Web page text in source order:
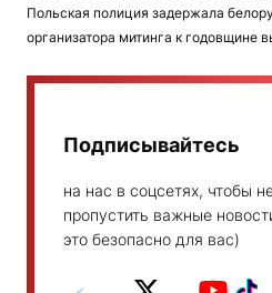
Польская полиция задержала
организатора митинга к годовщине
Подписывайтесь
на нас в соцсетях, чтобы
пропустить важные
это безопасно для вас)